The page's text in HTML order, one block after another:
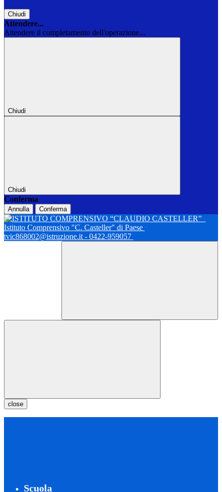
Chiudi
Attendere...
Attendere il completamento dell'operazione...
Chiudi
Chiudi
Conferma
Annulla Conferma
Istituto Comprensivo "C. Casteller" di Paese
tvic868002@istruzione.it - 0422-959057
close
Scuola